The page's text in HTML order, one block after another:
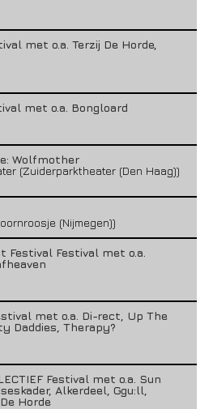
met o.a. Terzij De Horde,
met o.a. Bongloard
Wolfmother
(Zuiderparktheater (Den Haag))
(Nijmegen))
Festival Festival met o.a.
met o.a. Di-rect, Up The
Daddies, Therapy?
Festival met o.a. Sun
Alkerdeel, Ggu:ll,
Horde